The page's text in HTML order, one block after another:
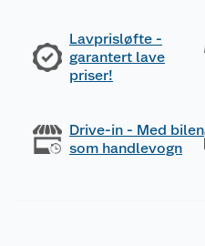
Lavprisløfte -
garantert lave
priser!
Drive-in - Med bilen
som handlevogn